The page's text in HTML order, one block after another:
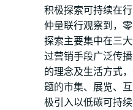
积极探索可持续在
仲量联行观察到，
探索主要集中在三
过营销手段广泛传
的理念及生活方式
题的市集、展览、
极引入以低碳可持